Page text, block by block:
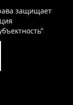
защищает